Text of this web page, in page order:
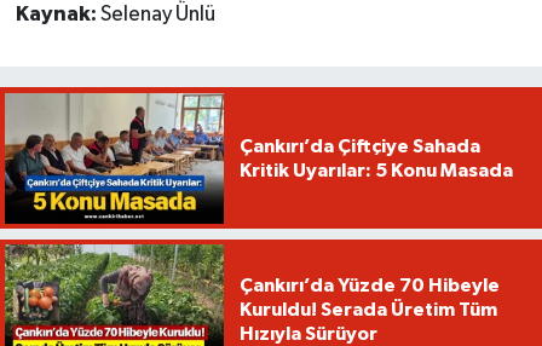
Kaynak: Selenay Ünlü
Çankırı’da Çiftçiye Sahada
Kritik Uyarılar: 5 Konu Masada
Çankırı’da Yüzde 70 Hibeyle
Kuruldu! Serada Üretim Tüm
Hızıyla Sürüyor